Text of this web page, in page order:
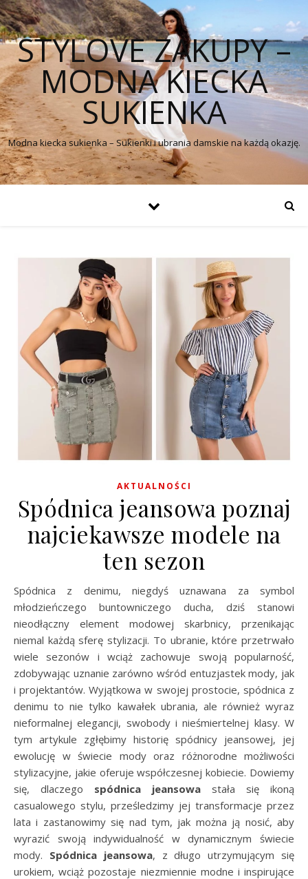
STYLOVE ZAKUPY –
MODNA KIECKA
SUKIENKA
Modna kiecka sukienka – Sukienki i ubrania damskie na każdą okazję.
AKTUALNOŚCI
Spódnica jeansowa poznaj
najciekawsze modele na
ten sezon
Spódnica z denimu, niegdyś uznawana za symbol
młodzieńczego buntowniczego ducha, dziś stanowi
nieodłączny element modowej skarbnicy, przenikając
niemal każdą sferę stylizacji. To ubranie, które przetrwało
wiele sezonów i wciąż zachowuje swoją popularność,
zdobywając uznanie zarówno wśród entuzjastek mody, jak
i projektantów. Wyjątkowa w swojej prostocie, spódnica z
denimu to nie tylko kawałek ubrania, ale również wyraz
nieformalnej elegancji, swobody i nieśmiertelnej klasy. W
tym artykule zgłębimy historię spódnicy jeansowej, jej
ewolucję w świecie mody oraz różnorodne możliwości
stylizacyjne, jakie oferuje współczesnej kobiecie. Dowiemy
się, dlaczego spódnica jeansowa stała się ikoną
casualowego stylu, prześledzimy jej transformacje przez
lata i zastanowimy się nad tym, jak można ją nosić, aby
wyrazić swoją indywidualność w dynamicznym świecie
mody. Spódnica jeansowa, z długo utrzymującym się
urokiem, wciąż pozostaje niezmiennie modne i inspirujące